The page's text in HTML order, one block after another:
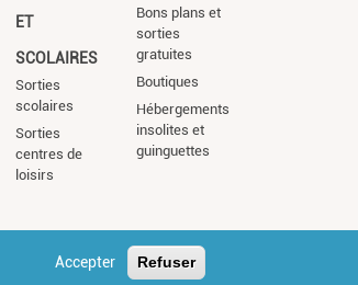
ET
SCOLAIRES
Sorties
scolaires
Sorties
centres de
loisirs
Bons plans et
sorties
gratuites
Boutiques
Hébergements
insolites et
guinguettes
Accepter Refuser